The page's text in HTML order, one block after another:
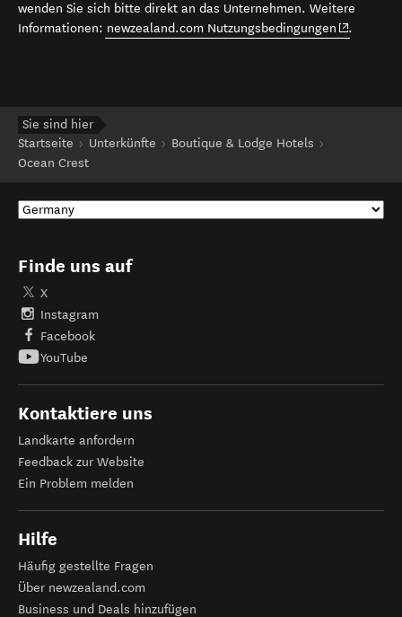
wenden Sie sich bitte direkt an das Unternehmen. Weitere
Informationen: newzealand.com Nutzungsbedingungen (opens in
.
Sie sind hier
Startseite
Unterkünfte
Boutique & Lodge Hotels
Ocean Crest
Finde uns auf
X
Instagram
Facebook
YouTube
Kontaktiere uns
Landkarte anfordern
Feedback zur Website
Ein Problem melden
Hilfe
Häufig gestellte Fragen
Über newzealand.com
Business und Deals hinzufügen